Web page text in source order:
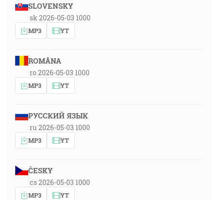
SLOVENSKY
sk 2026-05-03 1000
MP3 YT
ROMÂNA
ro 2026-05-03 1000
MP3 YT
РУССКИЙ ЯЗЫК
ru 2026-05-03 1000
MP3 YT
ČESKY
cs 2026-05-03 1000
MP3 YT